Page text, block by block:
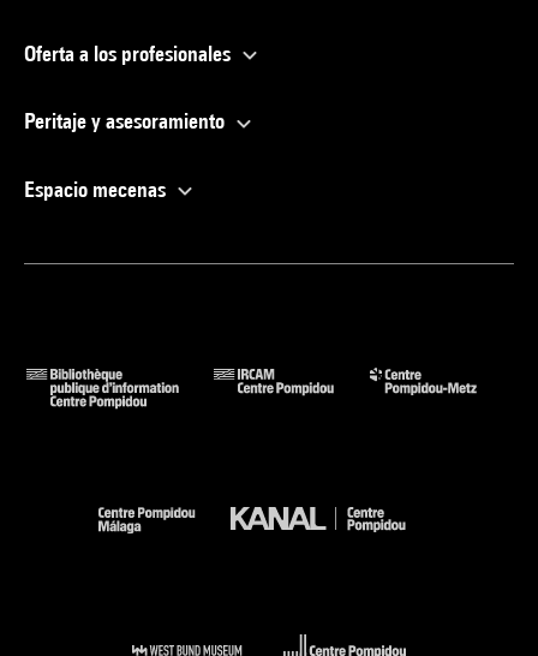
Oferta a los profesionales
Peritaje y asesoramiento
Espacio mecenas